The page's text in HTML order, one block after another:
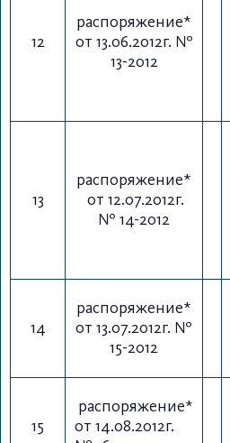
12
распоряжение*
от 13.06.2012г. №
13-2012
13
распоряжение*
от 12.07.2012г.
№ 14-2012
14
распоряжение*
от 13.07.2012г. №
15-2012
15
распоряжение*
от 14.08.2012г.